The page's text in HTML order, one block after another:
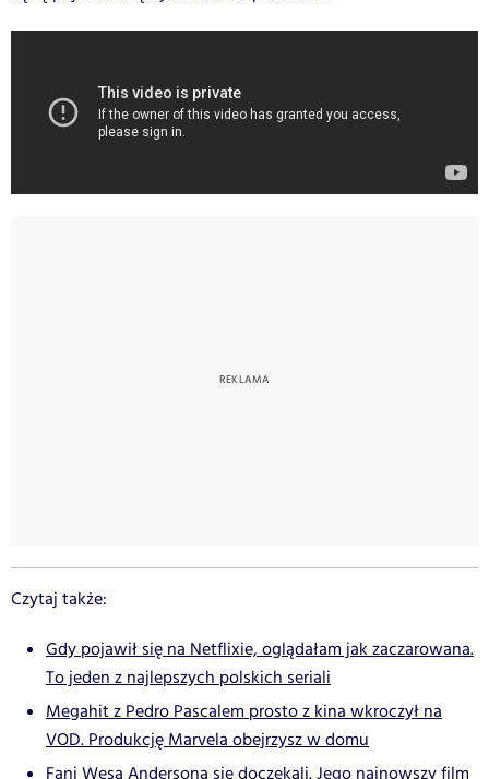
Czytaj także:
Gdy pojawił się na Netflixie, oglądałam jak zaczarowana.
To jeden z najlepszych polskich seriali
Megahit z Pedro Pascalem prosto z kina wkroczył na
VOD. Produkcję Marvela obejrzysz w domu
Fani Wesa Andersona się doczekali. Jego najnowszy film